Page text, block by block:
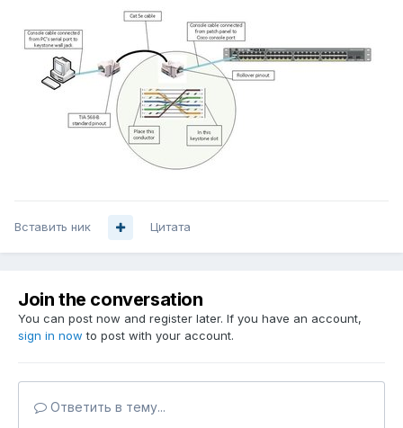
Вставить ник Цитата
Join the conversation
You can post now and register later. If you have an account,
sign in now to post with your account.
Ответить в тему...